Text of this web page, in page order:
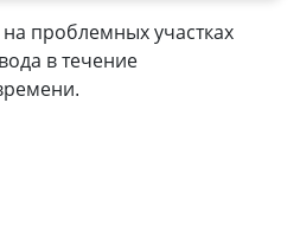
проблемных участках
в течение